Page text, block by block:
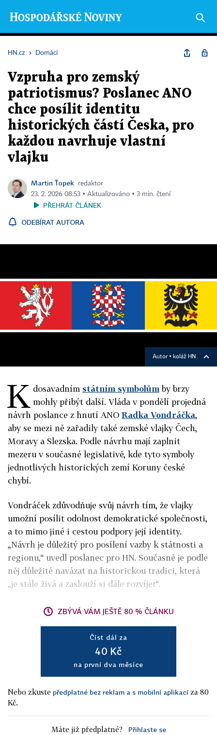
HN.cz › Domácí
Vzpruha pro zemský
patriotismus? Poslanec ANO
chce posílit identitu
historických částí Česka, pro
každou navrhuje vlastní
vlajku
Martin Ťopek
redaktor
23. 2. 2026 08:53 ▪ Aktualizováno ▪ 3 min. čtení
PŘEHRÁT ČLÁNEK
ODEBÍRAT AUTORA
Autor ▪ koláž HN
K dosavadním státním symbolům by brzy
mohly přibýt další. Vláda v pondělí projedná
návrh poslance z hnutí ANO Radka Vondráčka,
aby se mezi ně zařadily také zemské vlajky Čech,
Moravy a Slezska. Podle návrhu mají zaplnit
mezeru v současné legislativě, kde tyto symboly
jednotlivých historických zemí Koruny české
chybí.
Vondráček zdůvodňuje svůj návrh tím, že vlajky
umožní posílit odolnost demokratické společnosti,
a to mimo jiné i cestou podpory její identity.
„Návrh je důležitý pro posílení vazby k státnosti a
regionu,“ uvedl poslanec pro HN. Současně je podle
něj důležité navázat na historickou tradici, která
„je stále živá a zaslouží si dále rozvíjet“.
ZBÝVÁ VÁM JEŠTĚ 80 % ČLÁNKU
Číst dál za
40 Kč
na první dva měsíce
Nebo zkuste předplatné bez reklam a s mobilní aplikací za 80
Kč.
Máte již předplatné? Přihlaste se